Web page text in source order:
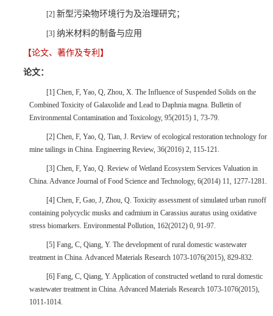
[2] 新型污染物环境行为及治理研究；
[3] 纳米材料的制备与应用
【论文、著作及专利】
论文：
[1] Chen, F, Yao, Q, Zhou, X. The Influence of Suspended Solids on the
Combined Toxicity of Galaxolide and Lead to Daphnia magna. Bulletin of
Environmental Contamination and Toxicology, 95(2015) 1, 73-79.
[2] Chen, F, Yao, Q, Tian, J. Review of ecological restoration technology for
mine tailings in China. Engineering Review, 36(2016) 2, 115-121.
[3] Chen, F, Yao, Q. Review of Wetland Ecosystem Services Valuation in
China. Advance Journal of Food Science and Technology, 6(2014) 11, 1277-1281.
[4] Chen, F, Gao, J, Zhou, Q. Toxicity assessment of simulated urban runoff
containing polycyclic musks and cadmium in Carassius auratus using oxidative
stress biomarkers. Environmental Pollution, 162(2012) 0, 91-97.
[5] Fang, C, Qiang, Y. The development of rural domestic wastewater
treatment in China. Advanced Materials Research 1073-1076(2015), 829-832.
[6] Fang, C, Qiang, Y. Application of constructed wetland to rural domestic
wastewater treatment in China. Advanced Materials Research 1073-1076(2015),
1011-1014.